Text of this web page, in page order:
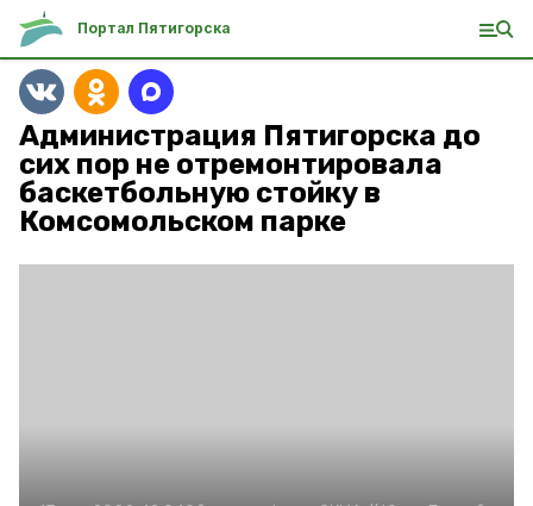
Портал Пятигорска
Администрация Пятигорска до
сих пор не отремонтировала
баскетбольную стойку в
Комсомольском парке